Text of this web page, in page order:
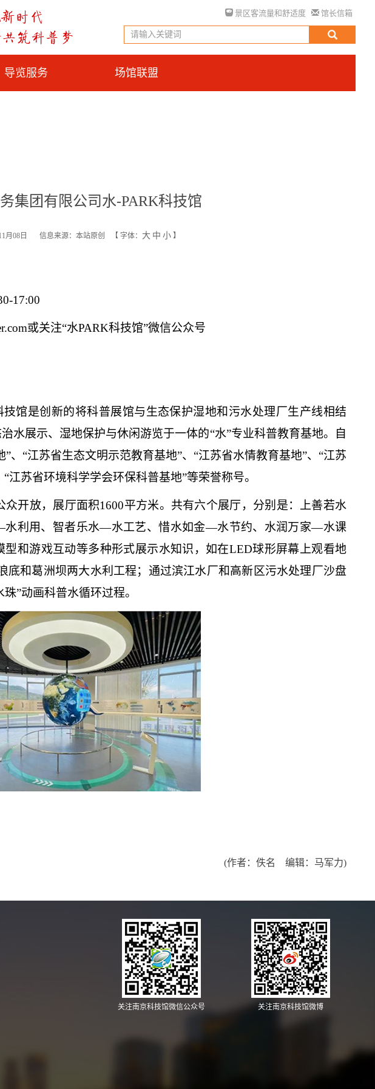
景区客流量和舒适度 馆长信箱
导览服务 场馆联盟
集团有限公司水-PARK科技馆
月08日 信息来源：本站原创 【 字体： 大 中 小 】
17:00
或关注“水PARK科技馆”微信公众号
技馆是创新的将科普展馆与生态保护湿地和污水处理厂生产线相结
水展示、湿地保护与休闲游览于一体的“水”专业科普教育基地。自
、“江苏省生态文明示范教育基地”、“江苏省水情教育基地”、“江苏
江苏省环境科学学会环保科普基地”等荣誉称号。
开放，展厅面积1600平方米。共有六个展厅，分别是：上善若水
利用、智者乐水—水工艺、惜水如金—水节约、水润万家—水课
和游戏互动等多种形式展示水知识，如在LED球形屏幕上观看地
底和葛洲坝两大水利工程；通过滨江水厂和高新区污水处理厂沙盘
”动画科普水循环过程。
(作者：佚名 编辑：马军力)
关注南京科技馆微信公众号 关注南京科技馆微博